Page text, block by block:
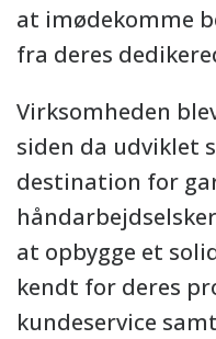
at imødekomme
fra deres
Virksomheden
siden da udviklet
destination for
at opbygge et
kendt for deres
kundeservice